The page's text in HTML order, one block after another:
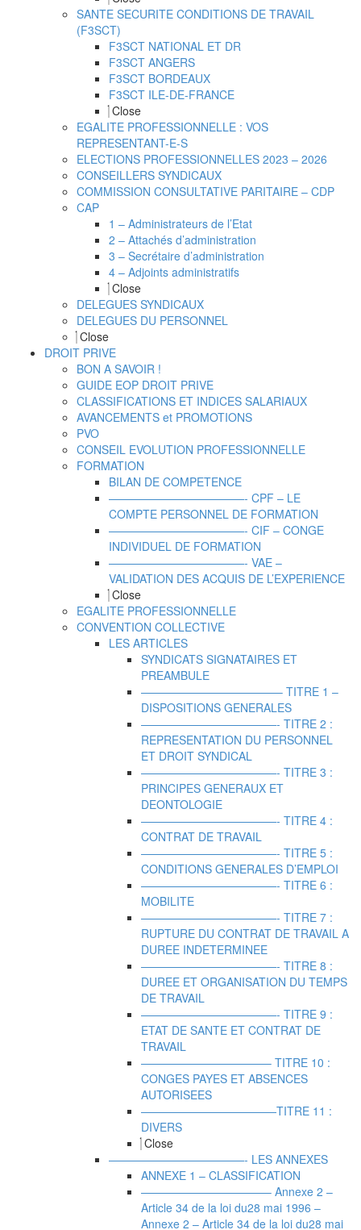
SANTE SECURITE CONDITIONS DE TRAVAIL
(F3SCT)
F3SCT NATIONAL ET DR
F3SCT ANGERS
F3SCT BORDEAUX
F3SCT ILE-DE-FRANCE
Close
EGALITE PROFESSIONNELLE : VOS
REPRESENTANT-E-S
ELECTIONS PROFESSIONNELLES 2023 – 2026
CONSEILLERS SYNDICAUX
COMMISSION CONSULTATIVE PARITAIRE – CDP
CAP
1 – Administrateurs de l’Etat
2 – Attachés d’administration
3 – Secrétaire d’administration
4 – Adjoints administratifs
Close
DELEGUES SYNDICAUX
DELEGUES DU PERSONNEL
Close
DROIT PRIVE
BON A SAVOIR !
GUIDE EOP DROIT PRIVE
CLASSIFICATIONS ET INDICES SALARIAUX
AVANCEMENTS et PROMOTIONS
PVO
CONSEIL EVOLUTION PROFESSIONNELLE
FORMATION
BILAN DE COMPETENCE
————————————- CPF – LE
COMPTE PERSONNEL DE FORMATION
————————————- CIF – CONGE
INDIVIDUEL DE FORMATION
————————————- VAE –
VALIDATION DES ACQUIS DE L’EXPERIENCE
Close
EGALITE PROFESSIONNELLE
CONVENTION COLLECTIVE
LES ARTICLES
SYNDICATS SIGNATAIRES ET
PREAMBULE
————————————– TITRE 1 –
DISPOSITIONS GENERALES
————————————- TITRE 2 :
REPRESENTATION DU PERSONNEL
ET DROIT SYNDICAL
————————————- TITRE 3 :
PRINCIPES GENERAUX ET
DEONTOLOGIE
————————————- TITRE 4 :
CONTRAT DE TRAVAIL
————————————- TITRE 5 :
CONDITIONS GENERALES D’EMPLOI
————————————- TITRE 6 :
MOBILITE
————————————- TITRE 7 :
RUPTURE DU CONTRAT DE TRAVAIL A
DUREE INDETERMINEE
————————————- TITRE 8 :
DUREE ET ORGANISATION DU TEMPS
DE TRAVAIL
————————————- TITRE 9 :
ETAT DE SANTE ET CONTRAT DE
TRAVAIL
———————————– TITRE 10 :
CONGES PAYES ET ABSENCES
AUTORISEES
————————————TITRE 11 :
DIVERS
Close
————————————- LES ANNEXES
ANNEXE 1 – CLASSIFICATION
———————————– Annexe 2 –
Article 34 de la loi du28 mai 1996 –
Annexe 2 – Article 34 de la loi du28 mai